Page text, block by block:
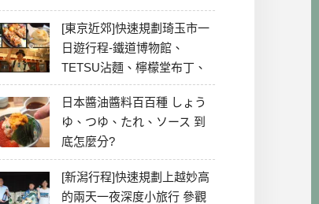
[東京近郊]快速規劃琦玉市一
日遊行程-鐵道博物館、
TETSU沾麵、檸檬堂布丁、
冰川神社、美食彙整
日本醬油醬料百百種 しょう
ゆ、つゆ、たれ、ソース 到
底怎麼分?
[新潟行程]快速規劃上越妙高
的兩天一夜深度小旅行 參觀